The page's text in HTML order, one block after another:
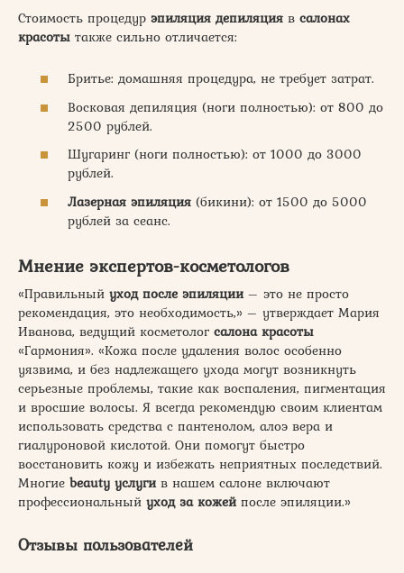
Стоимость процедур эпиляция депиляция в салонах
красоты также сильно отличается:
Бритье: домашняя процедура, не требует затрат.
Восковая депиляция (ноги полностью): от 800 до
2500 рублей.
Шугаринг (ноги полностью): от 1000 до 3000
рублей.
Лазерная эпиляция (бикини): от 1500 до 5000
рублей за сеанс.
Мнение экспертов-косметологов
«Правильный уход после эпиляции– это не просто
рекомендация, это необходимость,» – утверждает Мария
Иванова, ведущий косметолог салона красоты
«Гармония». «Кожа после удаления волос особенно
уязвима, и без надлежащего ухода могут возникнуть
серьезные проблемы, такие как воспаления, пигментация
и вросшие волосы. Я всегда рекомендую своим клиентам
использовать средства с пантенолом, алоэ вера и
гиалуроновой кислотой. Они помогут быстро
восстановить кожу и избежать неприятных последствий.
Многие beauty услугив нашем салоне включают
профессиональный уход за кожейпосле эпиляции.»
Отзывы пользователей